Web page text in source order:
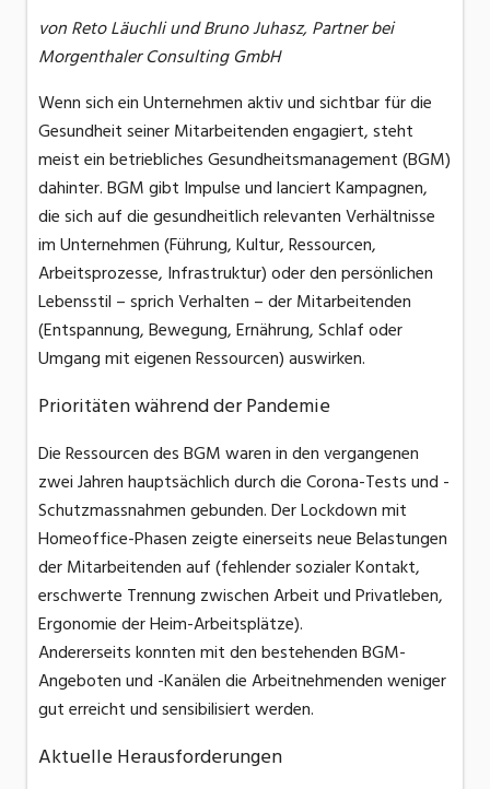
von Reto Läuchli und Bruno Juhasz, Partner bei
Morgenthaler Consulting GmbH
Wenn sich ein Unternehmen aktiv und sichtbar für die
Gesundheit seiner Mitarbeitenden engagiert, steht
meist ein betriebliches Gesundheitsmanagement (BGM)
dahinter. BGM gibt Impulse und lanciert Kampagnen,
die sich auf die gesundheitlich relevanten Verhältnisse
im Unternehmen (Führung, Kultur, Ressourcen,
Arbeitsprozesse, Infrastruktur) oder den persönlichen
Lebensstil – sprich Verhalten – der Mitarbeitenden
(Entspannung, Bewegung, Ernährung, Schlaf oder
Umgang mit eigenen Ressourcen) auswirken.
Prioritäten während der Pandemie
Die Ressourcen des BGM waren in den vergangenen
zwei Jahren hauptsächlich durch die Corona-Tests und -
Schutzmassnahmen gebunden. Der Lockdown mit
Homeoffice-Phasen zeigte einerseits neue Belastungen
der Mitarbeitenden auf (fehlender sozialer Kontakt,
erschwerte Trennung zwischen Arbeit und Privatleben,
Ergonomie der Heim-Arbeitsplätze).
Andererseits konnten mit den bestehenden BGM-
Angeboten und -Kanälen die Arbeitnehmenden weniger
gut erreicht und sensibilisiert werden.
Aktuelle Herausforderungen